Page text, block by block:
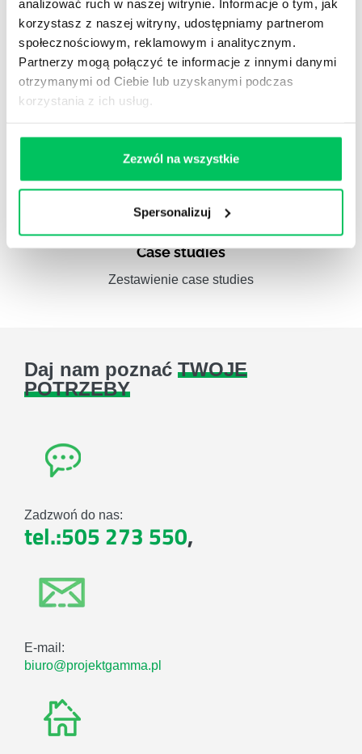
analizować ruch w naszej witrynie. Informacje o tym, jak
korzystasz z naszej witryny, udostępniamy partnerom
społecznościowym, reklamowym i analitycznym.
Partnerzy mogą połączyć te informacje z innymi danymi
otrzymanymi od Ciebie lub uzyskanymi podczas
korzystania z ich usług.
Zezwól na wszystkie
Spersonalizuj
Referencje
Administracja publiczna
Referencje
Pełna lista referencyjna
Case studies
Zestawienie case studies
Daj nam poznać TWOJE
POTRZEBY
Zadzwoń do nas:
tel.:505 273 550,
E-mail:
biuro@projektgamma.pl